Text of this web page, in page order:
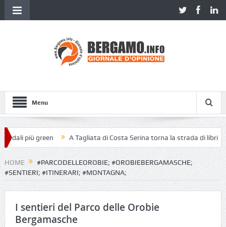
Menu
più green A Tagliata di Costa Serina torna la strada di libri
HOME
#PARCODELLEOROBIE; #OROBIEBERGAMASCHE;
#SENTIERI; #ITINERARI; #MONTAGNA;
I sentieri del Parco delle Orobie
Bergamasche